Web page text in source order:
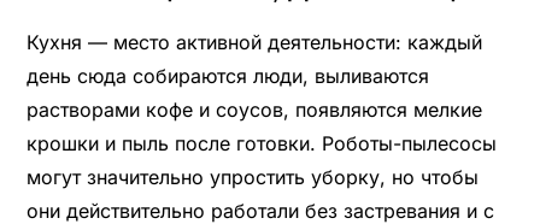
Кухня — место активной деятельности: каждый
день сюда собираются люди, выливаются
растворами кофе и соусов, появляются мелкие
крошки и пыль после готовки. Роботы-пылесосы
могут значительно упростить уборку, но чтобы
они действительно работали без застревания и с